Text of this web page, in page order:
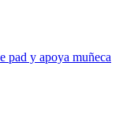
pad y apoya muñeca